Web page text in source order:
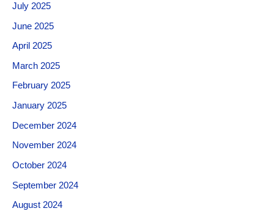
July 2025
June 2025
April 2025
March 2025
February 2025
January 2025
December 2024
November 2024
October 2024
September 2024
August 2024